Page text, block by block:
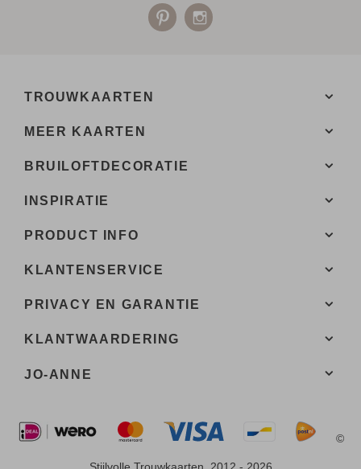
TROUWKAARTEN
MEER KAARTEN
BRUILOFTDECORATIE
INSPIRATIE
PRODUCT INFO
KLANTENSERVICE
PRIVACY EN GARANTIE
KLANTWAARDERING
JO-ANNE
©